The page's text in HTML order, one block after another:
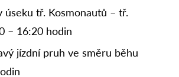
úseku tř. Kosmonautů – tř.
– 16:20 hodin
jízdní pruh ve směru běhu